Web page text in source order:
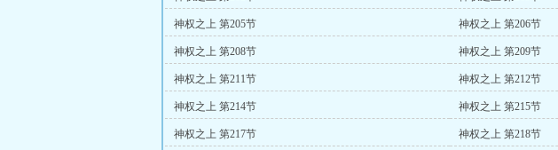
神权之上 第205节 神权之上 第206节
神权之上 第208节 神权之上 第209节
神权之上 第211节 神权之上 第212节
神权之上 第214节 神权之上 第215节
神权之上 第217节 神权之上 第218节